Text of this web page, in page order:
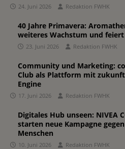
24. Juni 2026 Redaktion FWHK
40 Jahre Primavera:
weiteres Wachstum und feiert
23. Juni 2026 Redaktion FWHK
Community und Marketing:
Club als Plattform mit
Engine
17. Juni 2026 Redaktion FWHK
Digitales Hub unseen: NIVEA
starten neue Kampagne
Menschen
10. Juni 2026 Redaktion FWHK